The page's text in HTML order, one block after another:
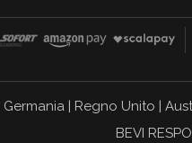
Germania| Regno Unito |
BEVI